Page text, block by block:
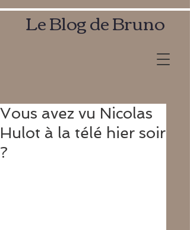
Le Blog de Bruno
Vous avez vu Nicolas
Hulot à la télé hier soir
?